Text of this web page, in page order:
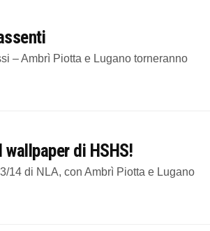
– Ambrì Piotta e Lugano torneranno
di HSHS!
14 di NLA, con Ambrì Piotta e Lugano